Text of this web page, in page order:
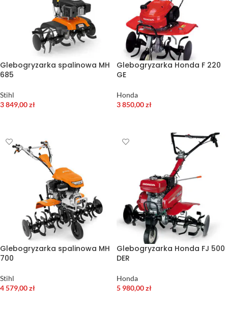
Glebogryzarka spalinowa MH
685
Stihl
3 849,00zł
Glebogryzarka Honda F 220
GE
Honda
3 850,00zł
Glebogryzarka spalinowa MH
700
Stihl
4 579,00zł
Glebogryzarka Honda FJ 500
DER
Honda
5 980,00zł